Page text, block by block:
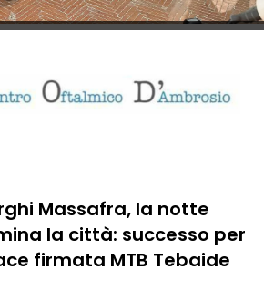
Massafra, la notte
la città: successo per
firmata MTB Tebaide